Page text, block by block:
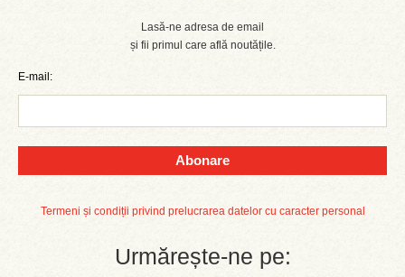
Lasă-ne adresa de email
și fii primul care află noutățile.
E-mail:
Abonare
Termeni și condiții privind prelucrarea datelor cu caracter personal
Urmărește-ne pe: